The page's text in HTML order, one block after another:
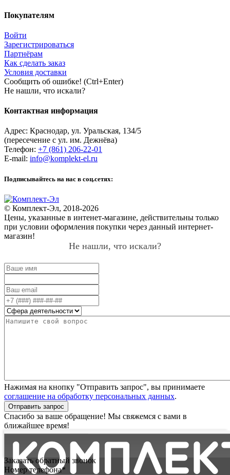
Покупателям
Войти
Зарегистрироваться
Партнёрам
Как сделать заказ
Условия доставки
Сообщить об ошибке! (Ctrl+Enter)
Не нашли, что искали?
Контактная информация
Адрес: Краснодар, ул. Уральская, 134/5
(пересечение с ул. им. Дежнёва)
Телефон: +7 (861) 206-22-01
E-mail: info@komplekt-el.ru
Подписывайтесь на нас в соц.сетях:
© Комплект-Эл, 2018-2026
Цены, указанные в интенет-магазине, действительны только
при условии оформления покупки через данный интернет-
магазин!
Не нашли, что искали?
Нажимая на кнопку "Отправить запрос", вы принимаете
соглашение на обработку персональных данных.
Отправить запрос
Спасибо за ваше обращение! Мы свяжемся с вами в
ближайшее время!
Заказать обратный звонок
Номер телефона*